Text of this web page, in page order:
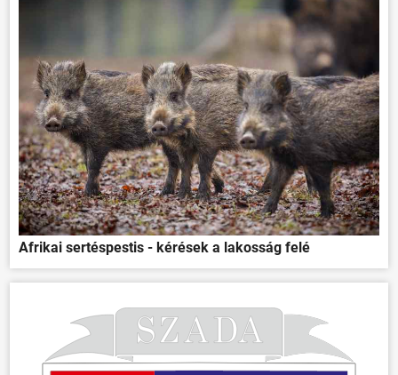
Afrikai sertéspestis - kérések a lakosság felé